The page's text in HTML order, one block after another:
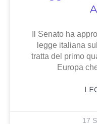
Il Senato ha
legge italiana
tratta del primo
Europa
17